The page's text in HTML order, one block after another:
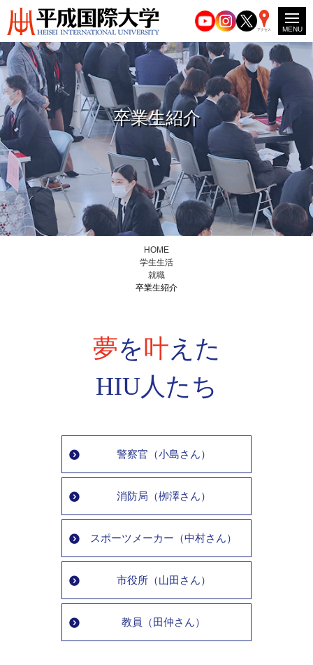
アクセス MENU
卒業生紹介
HOME
学生生活
就職
卒業生紹介
夢を叶えた
HIU人たち
警察官（小島さん）
消防局（栁澤さん）
スポーツメーカー（中村さん）
市役所（山田さん）
教員（田仲さん）